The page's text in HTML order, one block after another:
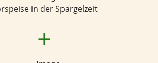
in der Spargelzeit
+